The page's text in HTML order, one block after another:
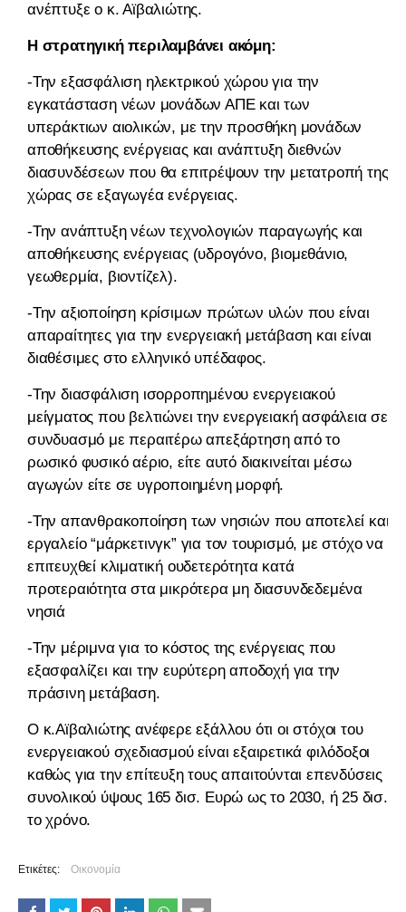
ανέπτυξε ο κ. Αϊβαλιώτης.
Η στρατηγική περιλαμβάνει ακόμη:
-Την εξασφάλιση ηλεκτρικού χώρου για την
εγκατάσταση νέων μονάδων ΑΠΕ και των
υπεράκτιων αιολικών, με την προσθήκη μονάδων
αποθήκευσης ενέργειας και ανάπτυξη διεθνών
διασυνδέσεων που θα επιτρέψουν την μετατροπή της
χώρας σε εξαγωγέα ενέργειας.
-Την ανάπτυξη νέων τεχνολογιών παραγωγής και
αποθήκευσης ενέργειας (υδρογόνο, βιομεθάνιο,
γεωθερμία, βιοντίζελ).
-Την αξιοποίηση κρίσιμων πρώτων υλών που είναι
απαραίτητες για την ενεργειακή μετάβαση και είναι
διαθέσιμες στο ελληνικό υπέδαφος.
-Την διασφάλιση ισορροπημένου ενεργειακού
μείγματος που βελτιώνει την ενεργειακή ασφάλεια σε
συνδυασμό με περαιτέρω απεξάρτηση από το
ρωσικό φυσικό αέριο, είτε αυτό διακινείται μέσω
αγωγών είτε σε υγροποιημένη μορφή.
-Την απανθρακοποίηση των νησιών που αποτελεί και
εργαλείο “μάρκετινγκ” για τον τουρισμό, με στόχο να
επιτευχθεί κλιματική ουδετερότητα κατά
προτεραιότητα στα μικρότερα μη διασυνδεδεμένα
νησιά
-Την μέριμνα για το κόστος της ενέργειας που
εξασφαλίζει και την ευρύτερη αποδοχή για την
πράσινη μετάβαση.
Ο κ.Αϊβαλιώτης ανέφερε εξάλλου ότι οι στόχοι του
ενεργειακού σχεδιασμού είναι εξαιρετικά φιλόδοξοι
καθώς για την επίτευξη τους απαιτούνται επενδύσεις
συνολικού ύψους 165 δισ. Ευρώ ως το 2030, ή 25 δισ.
το χρόνο.
Ετικέτες: Οικονομία